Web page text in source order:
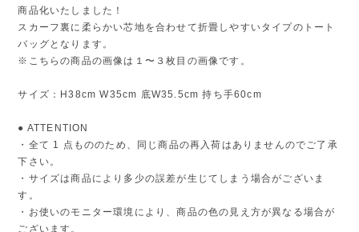
商品化いたしました！
スカーフ裏に柔らかい芯地を合わせて折畳しやすいタイプのトート
バッグとなります。
※こちらの商品の画像は１〜３枚目の画像です。
サイズ：H38cm W35cm 底W35.5cm 持ち手60cm
● ATTENTION
・全て 1 点もののため、同じ商品の再入荷はありませんのでご了承
下さい。
・サイズは商品により多少の誤差が生じてしまう場合がございま
す。
・お使いのモニター環境により、商品の色の見え方が異なる場合が
ございます。